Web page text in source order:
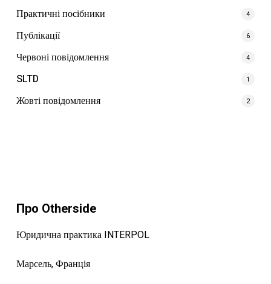
Практичні посібники 4
Публікації 6
Червоні повідомлення 4
SLTD 1
Жовті повідомлення 2
Про Otherside
Юридична практика INTERPOL
Марсель, Франція